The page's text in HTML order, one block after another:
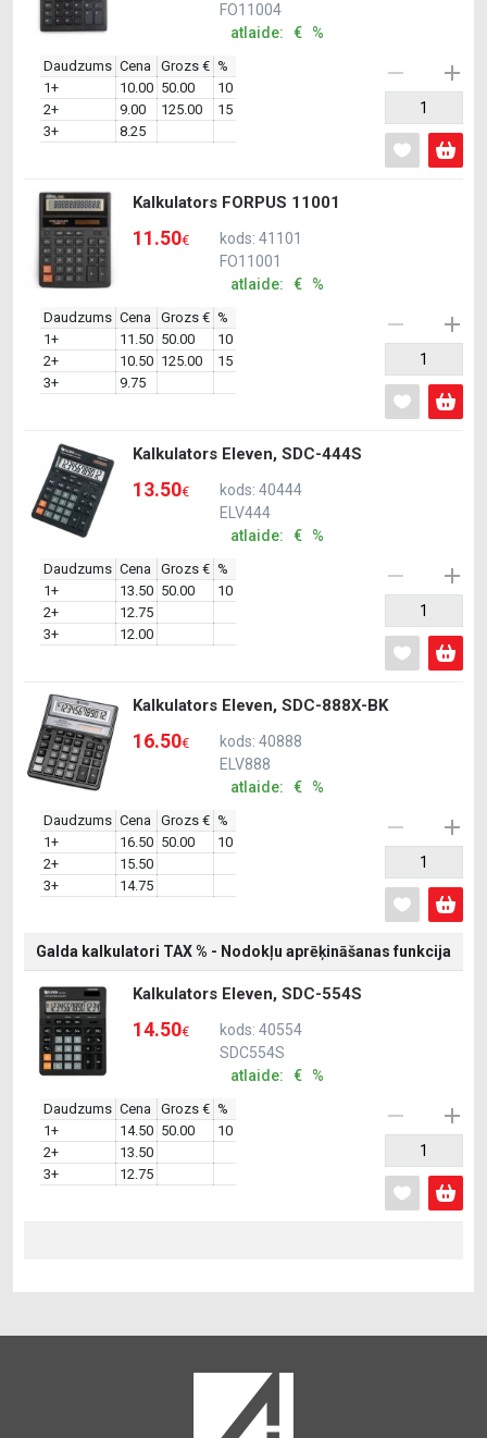
FO11004
atlaide: € %
Daudzums Cena Grozs € %
1+
10.00 50.00
10
2+
9.00 125.00
15
3+
8.25
Kalkulators FORPUS 11001
11.50€
kods: 41101
FO11001
atlaide: € %
Daudzums Cena Grozs € %
1+
11.50 50.00
10
2+
10.50 125.00
15
3+
9.75
Kalkulators Eleven, SDC-444S
13.50€
kods: 40444
ELV444
atlaide: € %
Daudzums Cena Grozs € %
1+
13.50 50.00
10
2+
12.75
3+
12.00
Kalkulators Eleven, SDC-888X-BK
16.50€
kods: 40888
ELV888
atlaide: € %
Daudzums Cena Grozs € %
1+
16.50 50.00
10
2+
15.50
3+
14.75
Galda kalkulatori TAX % - Nodokļu aprēķināšanas funkcija
Kalkulators Eleven, SDC-554S
14.50€
kods: 40554
SDC554S
atlaide: € %
Daudzums Cena Grozs € %
1+
14.50 50.00
10
2+
13.50
3+
12.75